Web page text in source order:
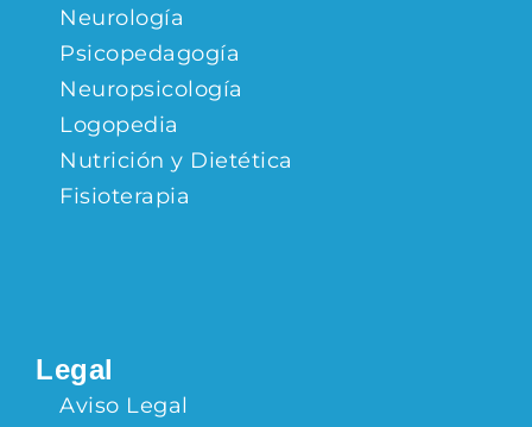
Neurología
Psicopedagogía
Neuropsicología
Logopedia
Nutrición y Dietética
Fisioterapia
Legal
Aviso Legal